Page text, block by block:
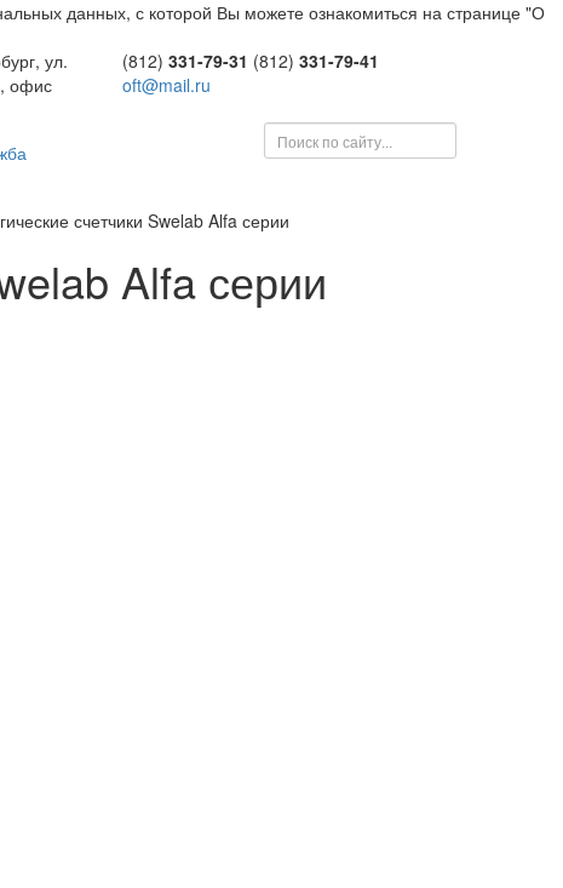
данных, с которой Вы можете ознакомиться на странице "О
ул.
офис
(812) 331-79-31 (812) 331-79-41
oft@mail.ru
счетчики Swelab Alfa серии
Alfa серии